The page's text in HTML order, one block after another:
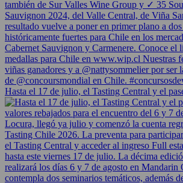
Hasta el 17 de julio, el Tasting Central y el